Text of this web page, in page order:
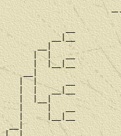
             __
          __|__
       __|
      |  |   __
      |  |__|__
    __|
   |  |      __
   |  |   __|__
   |  |__|
   |     |   __
   |     |__|__
__|
|  |         __